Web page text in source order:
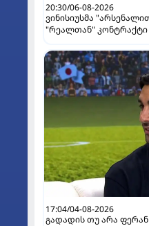
20:30/06-08-2026
ვინისიუსმა
"რეალთან" კონტრაქტი
17:04/04-08-2026
გადადის თუ არა ფერან